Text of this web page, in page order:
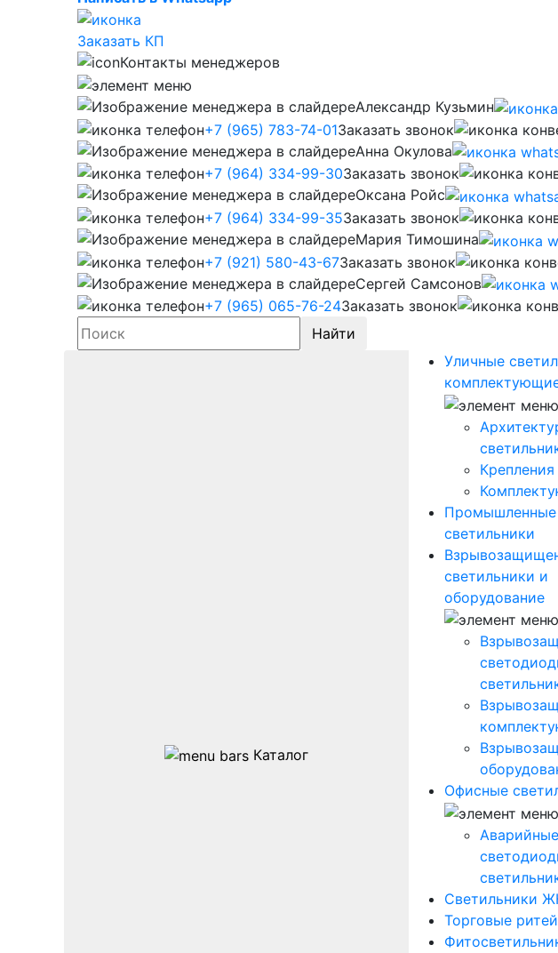
Заказать КП
Контакты менеджеров
Александр Кузьмин
+7 (965) 783-74-01Заказать звонок
Анна Окулова
+7 (964) 334-99-30Заказать звонок
Оксана Ройс
+7 (964) 334-99-35Заказать звонок
Мария Тимошина
+7 (921) 580-43-67Заказать звонок
Сергей Самсонов
+7 (965) 065-76-24Заказать звонок
Найти
Каталог
Уличные
Крепления
Промышленные
светильники
светильники и
оборудование
Офисные
Аварийные
Светильники
Торговые